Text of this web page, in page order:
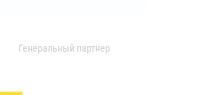
Генеральный партнер